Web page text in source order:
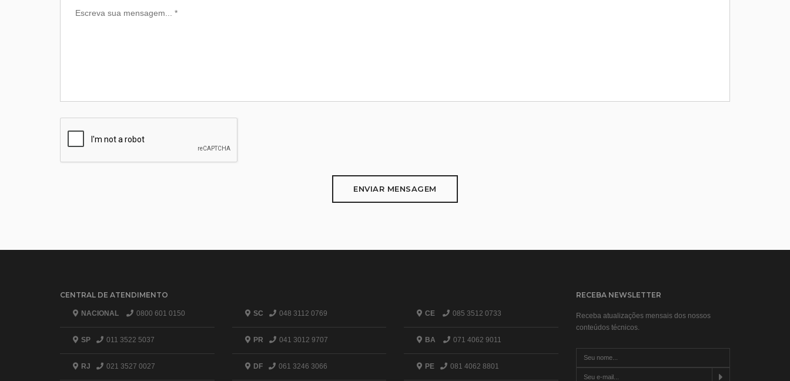
ENVIAR MENSAGEM
CENTRAL DE ATENDIMENTO
NACIONAL 0800 601 0150
SP 011 3522 5037
RJ 021 3527 0027
SC 048 3112 0769
PR 041 3012 9707
DF 061 3246 3066
CE 085 3512 0733
BA 071 4062 9011
PE 081 4062 8801
RECEBA NEWSLETTER
Receba atualizações mensais dos nossos
conteúdos técnicos.